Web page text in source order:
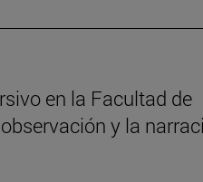
en la Facultad de
y la